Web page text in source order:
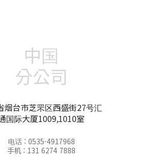
中国
分公司
烟台市芝罘区西盛街27号汇
国际大厦1009,1010室
电话 : 0535-4917968
手机 : 131 6274 7888